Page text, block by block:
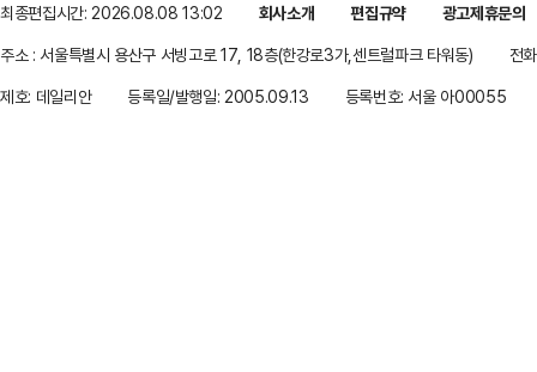
최종편집시간: 2026.08.08 13:02 회사소개 편집규약
광고제휴문의
주소 : 서울특별시 용산구 서빙고로 17, 18층(한강로3가,센트럴파크 타워동)
전
제호: 데일리안
등록일/발행일: 2005.09.13 등록번호: 서울 아00055